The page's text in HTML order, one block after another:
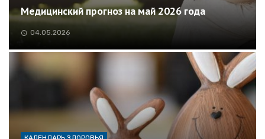
Медицинский прогноз на май 2026 года
04.05.2026